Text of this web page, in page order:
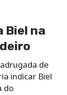
Biel na
de
indicar Biel
do